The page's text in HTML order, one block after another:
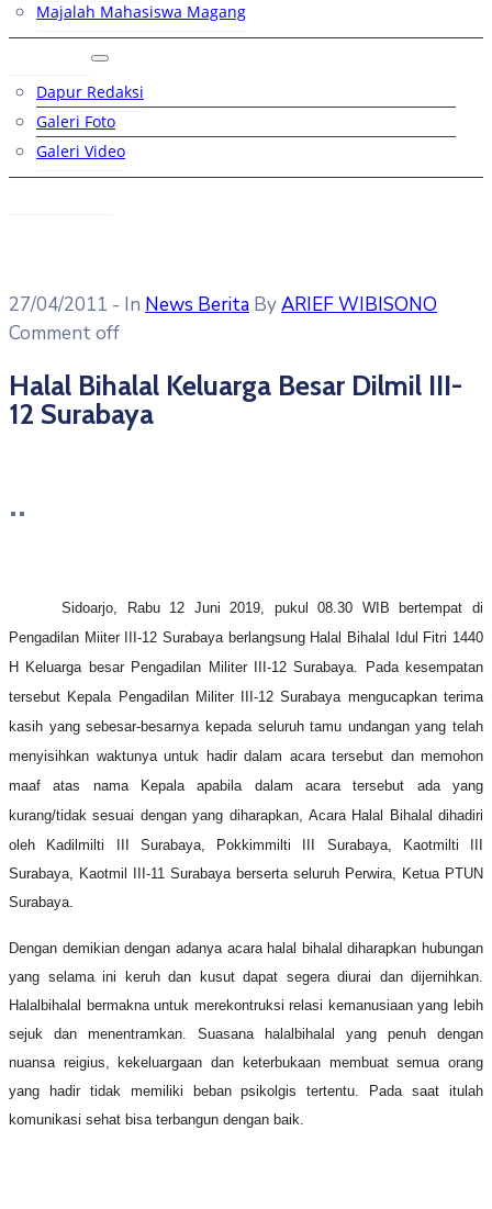
Majalah Mahasiswa Magang
Dapur Redaksi
Galeri Foto
Galeri Video
27/04/2011 - In News Berita ByARIEF WIBISONO
Comment off
Halal Bihalal Keluarga Besar Dilmil III-
12 Surabaya
Sidoarjo, Rabu 12 Juni 2019, pukul 08.30 WIB bertempat di
Pengadilan Miiter III-12 Surabaya berlangsung Halal Bihalal Idul Fitri 1440
H Keluarga besar Pengadilan Militer III-12 Surabaya. Pada kesempatan
tersebut Kepala Pengadilan Militer III-12 Surabaya mengucapkan terima
kasih yang sebesar-besarnya kepada seluruh tamu undangan yang telah
menyisihkan waktunya untuk hadir dalam acara tersebut dan memohon
maaf atas nama Kepala apabila dalam acara tersebut ada yang
kurang/tidak sesuai dengan yang diharapkan, Acara Halal Bihalal dihadiri
oleh Kadilmilti III Surabaya, Pokkimmilti III Surabaya, Kaotmilti III
Surabaya, Kaotmil III-11 Surabaya berserta seluruh Perwira, Ketua PTUN
Surabaya.
Dengan demikian dengan adanya acara halal bihalal diharapkan hubungan
yang selama ini keruh dan kusut dapat segera diurai dan dijernihkan.
Halalbihalal bermakna untuk merekontruksi relasi kemanusiaan yang lebih
sejuk dan menentramkan. Suasana halalbihalal yang penuh dengan
nuansa reigius, kekeluargaan dan keterbukaan membuat semua orang
yang hadir tidak memiliki beban psikolgis tertentu. Pada saat itulah
komunikasi sehat bisa terbangun dengan baik.